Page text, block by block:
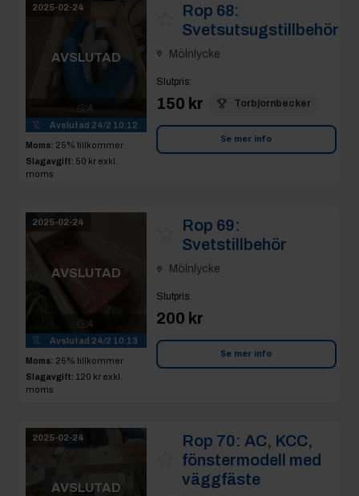
2025-02-24
AVSLUTAD
4
Avslutad 24/2 10:12
Moms: 25% tillkommer
Slagavgift: 50 kr exkl.
moms
Rop 68:
Svetsutsugstillbehör
Mölnlycke
Slutpris:
150 kr Torbjornbecker
Se mer info
2025-02-24
AVSLUTAD
4
Avslutad 24/2 10:13
Moms: 25% tillkommer
Slagavgift: 120 kr exkl.
moms
Rop 69:
Svetstillbehör
Mölnlycke
Slutpris:
200 kr
Se mer info
2025-02-24
AVSLUTAD
Rop 70: AC, KCC,
fönstermodell med
väggfäste